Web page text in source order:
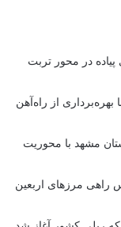
پیاده در محور تربت
از راه‌آهن
مشهد با محوریت
راهی مرزهای اربعین